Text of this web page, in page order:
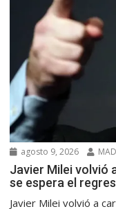
agosto 9, 2026 MAD
Javier Milei volvió
se espera el
Javier Milei volvió a